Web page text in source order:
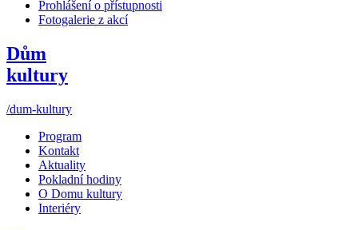
Prohlášení o přístupnosti
Fotogalerie z akcí
Dům
kultury
/dum-kultury
Program
Kontakt
Aktuality
Pokladní hodiny
O Domu kultury
Interiéry